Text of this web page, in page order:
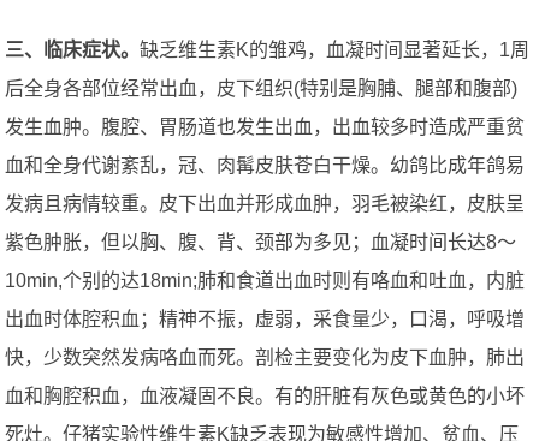
三、临床症状。缺乏维生素K的雏鸡，血凝时间显著延长，1周
后全身各部位经常出血，皮下组织(特别是胸脯、腿部和腹部)
发生血肿。腹腔、胃肠道也发生出血，出血较多时造成严重贫
血和全身代谢紊乱，冠、肉髯皮肤苍白干燥。幼鸽比成年鸽易
发病且病情较重。皮下出血并形成血肿，羽毛被染红，皮肤呈
紫色肿胀，但以胸、腹、背、颈部为多见；血凝时间长达8～
10min,个别的达18min;肺和食道出血时则有咯血和吐血，内脏
出血时体腔积血；精神不振，虚弱，采食量少，口渴，呼吸增
快，少数突然发病咯血而死。剖检主要变化为皮下血肿，肺出
血和胸腔积血，血液凝固不良。有的肝脏有灰色或黄色的小坏
死灶。仔猪实验性维生素K缺乏表现为敏感性增加、贫血、压